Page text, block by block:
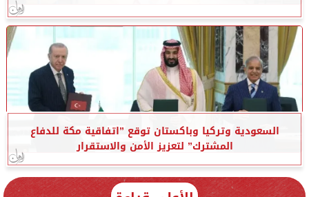
السعودية وتركيا وباكستان توقع ”اتفاقية مكة للدفاع
المشترك” لتعزيز الأمن والاستقرار